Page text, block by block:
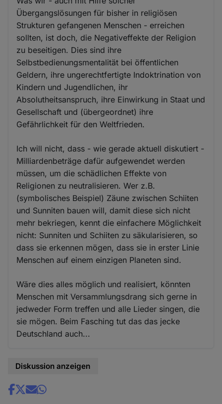
Übergangslösungen für bisher in religiösen
Strukturen gefangenen Menschen - erreichen
sollten, ist doch, die Negativeffekte der Religion
zu beseitigen. Dies sind ihre
Selbstbedienungsmentalität bei öffentlichen
Geldern, ihre ungerechtfertigte Indoktrination von
Kindern und Jugendlichen, ihr
Absolutheitsanspruch, ihre Einwirkung in Staat und
Gesellschaft und (übergeordnet) ihre
Gefährlichkeit für den Weltfrieden.
Ich will nicht, dass - wie gerade aktuell diskutiert -
Milliardenbeträge dafür aufgewendet werden
müssen, um die schädlichen Effekte von
Religionen zu neutralisieren. Wer z.B.
(symbolisches Beispiel) Zäune zwischen Schiiten
und Sunniten bauen will, damit diese sich nicht
mehr bekriegen, kennt die einfachere Möglichkeit
nicht: Sunniten und Schiiten zu säkularisieren, so
dass sie erkennen mögen, dass sie in erster Linie
Menschen auf einem einzigen Planeten sind.
Wäre dies alles möglich und realisiert, könnten
Menschen mit Versammlungsdrang sich gerne in
jedweder Form treffen und alle Lieder singen, die
sie mögen. Beim Fasching tut das das jecke
Deutschland auch...
Diskussion anzeigen
Share